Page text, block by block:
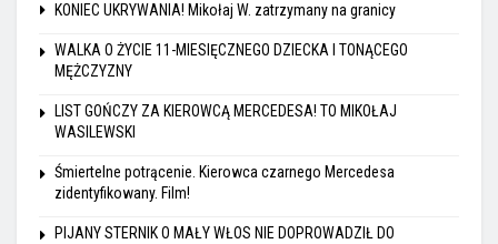
KONIEC UKRYWANIA! Mikołaj W. zatrzymany na granicy
WALKA O ŻYCIE 11-MIESIĘCZNEGO DZIECKA I TONĄCEGO
MĘŻCZYZNY
LIST GOŃCZY ZA KIEROWCĄ MERCEDESA! TO MIKOŁAJ
WASILEWSKI
Śmiertelne potrącenie. Kierowca czarnego Mercedesa
zidentyfikowany. Film!
PIJANY STERNIK O MAŁY WŁOS NIE DOPROWADZIŁ DO